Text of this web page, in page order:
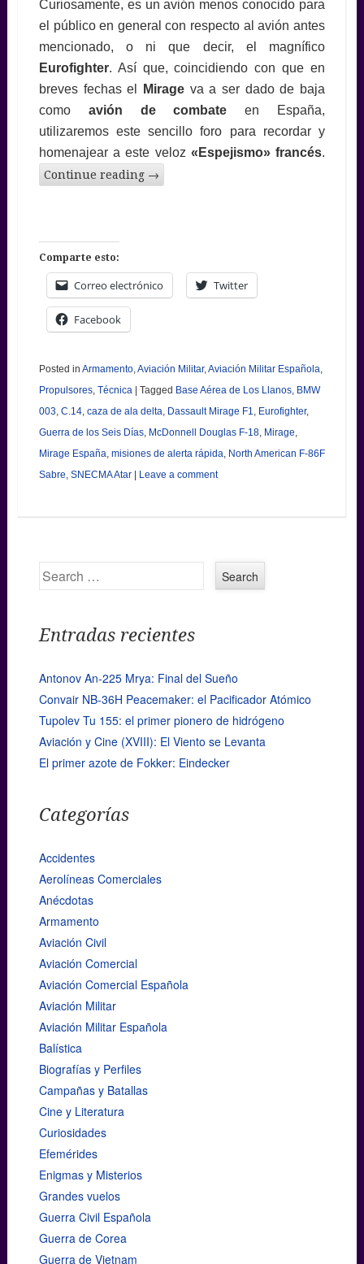
Curiosamente, es un avión menos conocido para
el público en general con respecto al avión antes
mencionado, o ni que decir, el magnífico
Eurofighter. Así que, coincidiendo con que en
breves fechas el
Mirageva a ser dado de baja
como avión de combate en España,
utilizaremos este sencillo foro para recordar y
homenajear a este veloz «Espejismo» francés.
Continue reading →
Comparte esto:
Correo electrónico Twitter
Facebook
Posted in Armamento, Aviación Militar, Aviación Militar Española
Propulsores, Técnica | Tagged Base Aérea de Los Llanos, BMW
003 C.14, caza de ala delta Dassault Mirage F1 Eurofighter,
Guerra de los Seis Días, McDonnell Douglas F-18, Mirage
Mirage España misiones de alerta rápida North American F-86F
Sabre SNECMA Atar | Leave a comment
Search
Entradas recientes
Antonov An-225 Mrya: Final del Sueño
Convair NB-36H Peacemaker: el Pacificador Atómico
Tupolev Tu 155: el primer pionero de hidrógeno
Aviación y Cine (XVIII): El Viento se Levanta
El primer azote de Fokker: Eindecker
Categorías
Accidentes
Aerolíneas Comerciales
Anécdotas
Armamento
Aviación Civil
Aviación Comercial
Aviación Comercial Española
Aviación Militar
Aviación Militar Española
Balística
Biografías y Perfiles
Campañas y Batallas
Cine y Literatura
Curiosidades
Efemérides
Enigmas y Misterios
Grandes vuelos
Guerra Civil Española
Guerra de Corea
Guerra de Vietnam